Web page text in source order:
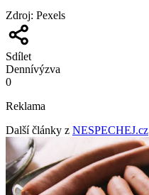
Zdroj: Pexels
Sdílet
Dennívýzva
0
Reklama
Další články z NESPECHEJ.cz